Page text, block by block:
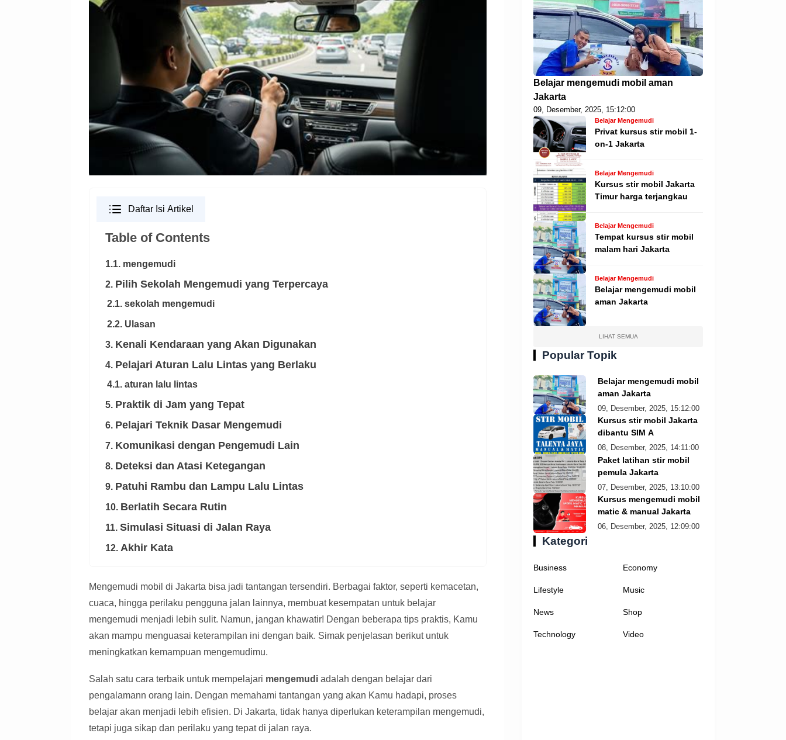
Daftar Isi Artikel
Table of Contents
1.1. mengemudi
2. Pilih Sekolah Mengemudi yang Terpercaya
2.1. sekolah mengemudi
2.2. Ulasan
3. Kenali Kendaraan yang Akan Digunakan
4. Pelajari Aturan Lalu Lintas yang Berlaku
4.1. aturan lalu lintas
5. Praktik di Jam yang Tepat
6. Pelajari Teknik Dasar Mengemudi
7. Komunikasi dengan Pengemudi Lain
8. Deteksi dan Atasi Ketegangan
9. Patuhi Rambu dan Lampu Lalu Lintas
10. Berlatih Secara Rutin
11. Simulasi Situasi di Jalan Raya
12. Akhir Kata
Mengemudi mobil di Jakarta bisa jadi tantangan tersendiri. Berbagai faktor, seperti kemacetan,
cuaca, hingga perilaku pengguna jalan lainnya, membuat kesempatan untuk belajar
mengemudi menjadi lebih sulit. Namun, jangan khawatir! Dengan beberapa tips praktis, Kamu
akan mampu menguasai keterampilan ini dengan baik. Simak penjelasan berikut untuk
meningkatkan kemampuan mengemudimu.
Salah satu cara terbaik untuk mempelajari mengemudi adalah dengan belajar dari
pengalamann orang lain. Dengan memahami tantangan yang akan Kamu hadapi, proses
belajar akan menjadi lebih efisien. Di Jakarta, tidak hanya diperlukan keterampilan mengemudi,
tetapi juga sikap dan perilaku yang tepat di jalan raya.
Belajar mengemudi mobil aman
Jakarta
09, Desember, 2025, 15:12:00
Belajar Mengemudi
Privat kursus stir mobil 1-
on-1 Jakarta
Belajar Mengemudi
Kursus stir mobil Jakarta
Timur harga terjangkau
Belajar Mengemudi
Tempat kursus stir mobil
malam hari Jakarta
Belajar Mengemudi
Belajar mengemudi mobil
aman Jakarta
LIHAT SEMUA
Popular Topik
Belajar mengemudi mobil
aman Jakarta
09, Desember, 2025, 15:12:00
Kursus stir mobil Jakarta
dibantu SIM A
08, Desember, 2025, 14:11:00
Paket latihan stir mobil
pemula Jakarta
07, Desember, 2025, 13:10:00
Kursus mengemudi mobil
matic & manual Jakarta
06, Desember, 2025, 12:09:00
Kategori
Business Economy
Lifestyle Music
News Shop
Technology Video